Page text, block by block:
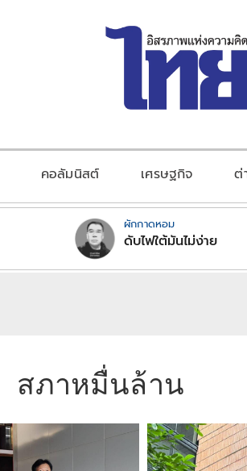
คอลัมนิสต์ เศรษฐกิจ ต่
ผักกาดหอม
ดับไฟใต้มันไม่ง่าย
สภาหมื่นล้าน